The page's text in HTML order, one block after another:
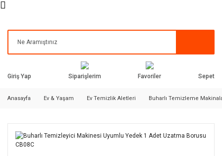
Giriş Yap Siparişlerim Favoriler Sepet
Anasayfa Ev & Yaşam Ev Temizlik Aletleri Buharlı Temizleme